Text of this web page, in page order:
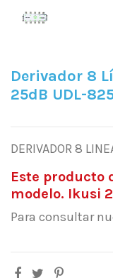
Derivador 8
25dB UDL-
DERIVADOR 8
Este producto
modelo. Ikusi
Para consultar